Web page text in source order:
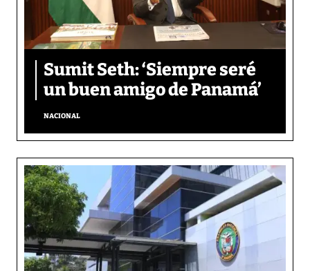
Sumit Seth: ‘Siempre seré
un buen amigo de Panamá’
NACIONAL